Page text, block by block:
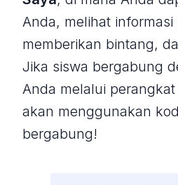
Anda, melihat informasi
memberikan bintang,
Jika siswa bergabung
Anda melalui
akan menggunakan
bergabung!